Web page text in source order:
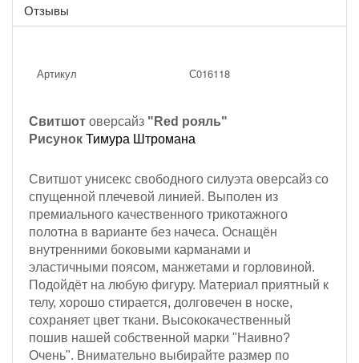
Отзывы
Артикул С016118
Свитшот оверсайз "Red рояль"
Рисунок Тимура Штромана
Свитшот унисекс свободного силуэта оверсайз со
спущенной плечевой линией. Выполен из
премиального качественного трикотажного
полотна в варианте без начеса. Оснащён
внутренними боковыми карманами и
эластичными поясом, манжетами и горловиной.
Подойдёт на любую фигуру. Материал приятный к
телу, хорошо стирается, долговечен в носке,
сохраняет цвет ткани. Высококачественный
пошив нашей собственной марки "Наивно?
Очень". Внимательно выбирайте размер по